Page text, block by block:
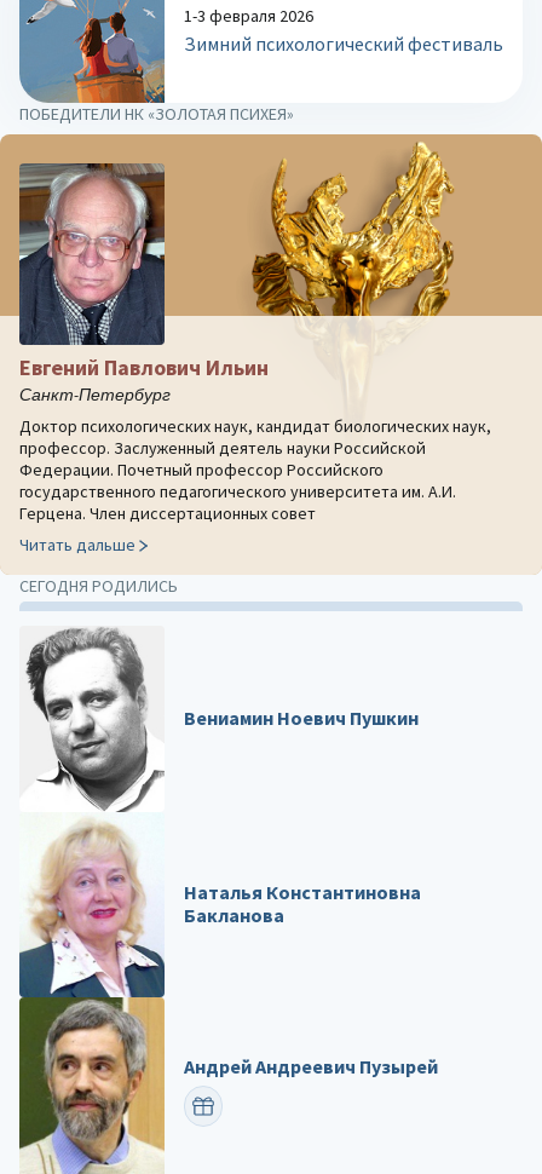
1-3 февраля 2026
Зимний психологический фестиваль
ПОБЕДИТЕЛИ НК «ЗОЛОТАЯ ПСИХЕЯ»
Евгений Павлович Ильин
Санкт-Петербург
Доктор психологических наук, кандидат биологических наук,
профессор. Заслуженный деятель науки Российской
Федерации. Почетный профессор Российского
государственного педагогического университета им. А.И.
Герцена. Член диссертационных совет
Читать дальше
СЕГОДНЯ РОДИЛИСЬ
Вениамин Ноевич Пушкин
Наталья Константиновна
Бакланова
Андрей Андреевич Пузырей
ПОЗДРАВИТЬ